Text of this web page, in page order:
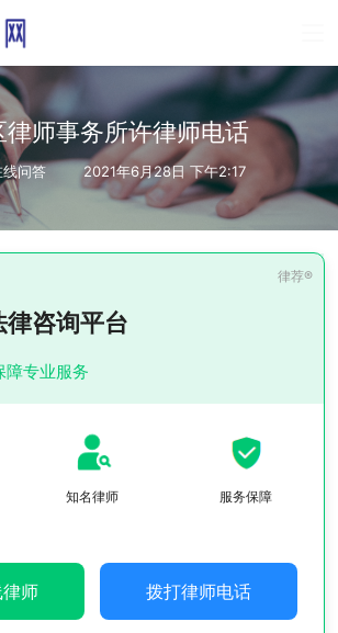
律师事务所许律师电话
问答 2021年6月28日 下午2:17
咨询平台
障专业服务
知名律师 服务保障
师 拨打律师电话